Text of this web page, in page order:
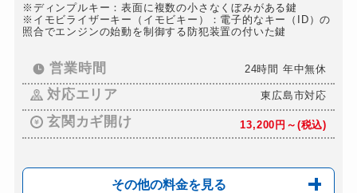
※ディンプルキー：表面に複数の小さなくぼみがある鍵
※イモビライザーキー（イモビキー）：電子的なキー（ID）の
照合でエンジンの始動を制御する防犯装置の付いた鍵
営業時間 24時間 年中無休
対応エリア 東広島市対応
玄関カギ開け 13,200円～(税込)
その他の料金を見る